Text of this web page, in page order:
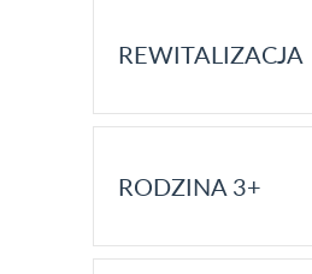
REWITALIZACJA
RODZINA 3+